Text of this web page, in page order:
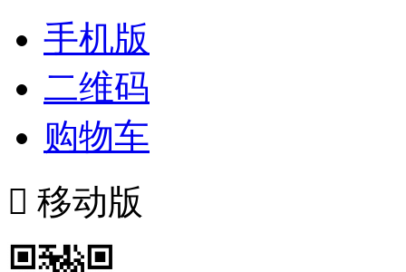
手机版
二维码
购物车
 移动版